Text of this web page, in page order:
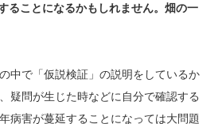
ることになるかもしれません。畑の一
中で「仮説検証」の説明をしているか
疑問が生じた時などに自分で確認する
病害が蔓延することになっては大問題